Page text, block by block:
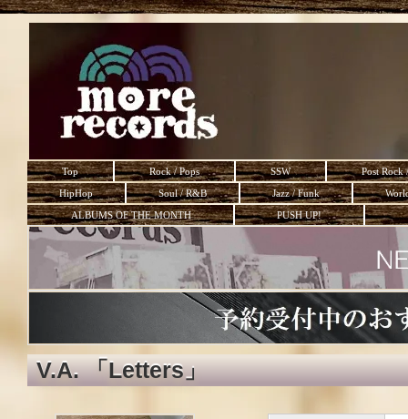
Top Rock / Pops SSW
Post Rock
HipHop
Soul / R&B Jazz / Funk
ALBUMS OF THE MONTH
PUSH UP!
V.A. 「Letters」